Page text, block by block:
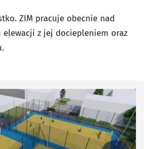
ZIM pracuje obecnie nad
z jej dociepleniem oraz
rekreacja